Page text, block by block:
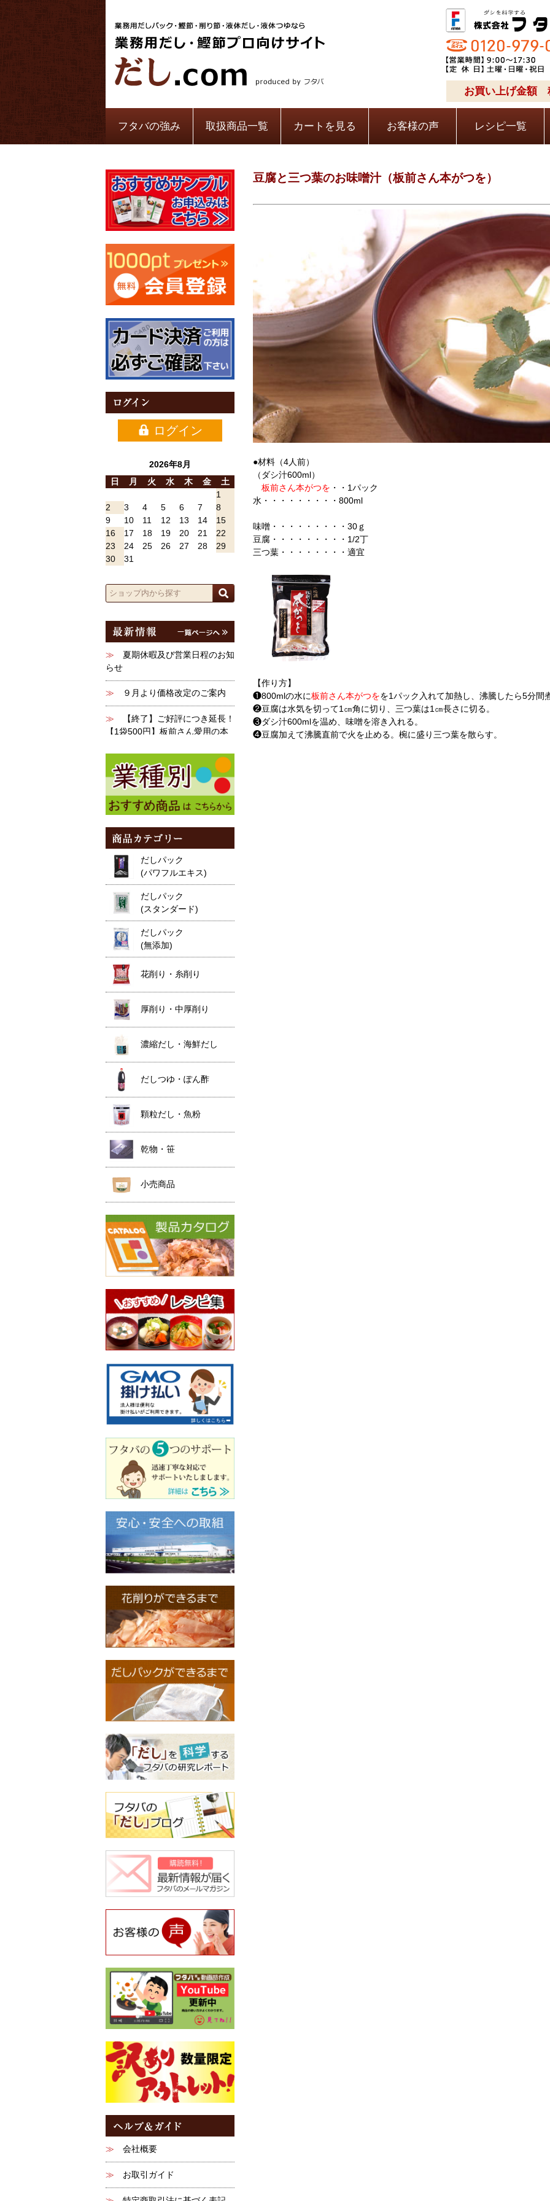
お買い上げ金額
フタバの強み 取扱商品一覧 カートを見る お客様の声 レシピ一覧
豆腐と三つ葉のお味噌汁（板前さん本がつを）
●材料（4人前）
（ダシ汁600ml）
板前さん本がつを ・・1パック
水・・・・・・・・・800ml
味噌・・・・・・・・・30ｇ
豆腐・・・・・・・・・1/2丁
三つ葉・・・・・・・・適宜
【作り方】
❶800mlの水に板前さん本がつをを1パック入れて加熱し、沸騰したら5分間
❷豆腐は水気を切って1㎝角に切り、三つ葉は1㎝長さに切る。
❸ダシ汁600mlを温め、味噌を溶き入れる。
❹豆腐加えて沸騰直前で火を止める。椀に盛り三つ葉を散らす。
ログイン
ログイン
2026年8月
日
月 火 水 木 金
土
1
2
3 4 5 6 7
8
9
10 11 12 13 14
15
16
17 18 19 20 21
22
23
24 25 26 27 28
29
30
31
だしパック
(パワフルエキス)
だしパック
(スタンダード)
だしパック
(無添加)
花削り・糸削り
厚削り・中厚削り
濃縮だし・海鮮だし
だしつゆ・ぽん酢
顆粒だし・魚粉
乾物・笹
小売商品
会社概要
お取引ガイド